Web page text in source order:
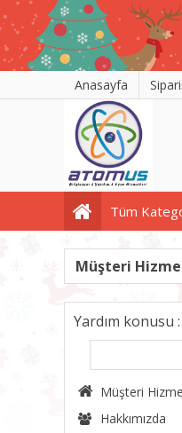
Anasayfa
Tüm
Müşteri
Yardım konusu :
Müşteri
Hakkımızda